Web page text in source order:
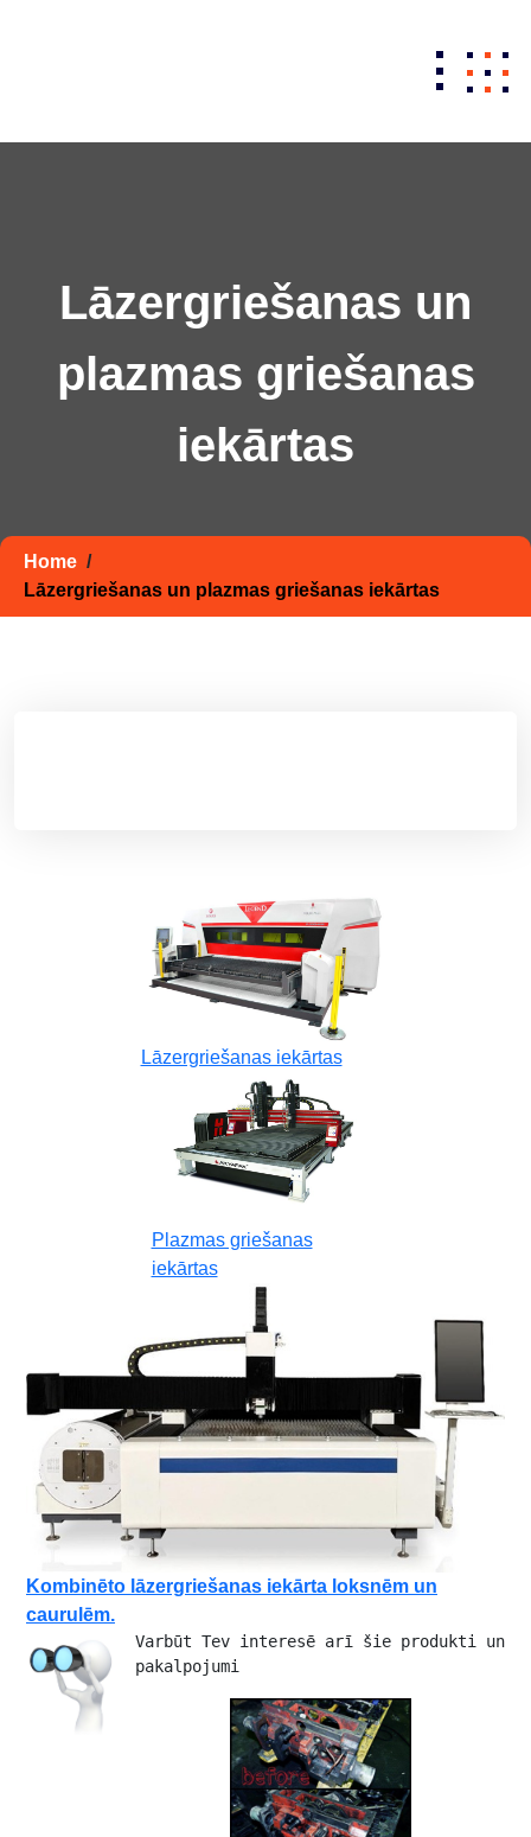
Lāzergriešanas un
plazmas griešanas
iekārtas
Home /
Lāzergriešanas un plazmas griešanas iekārtas
Lāzergriešanas iekārtas
Plazmas griešanas
iekārtas
Kombinēto lāzergriešanas iekārta loksnēm un
caurulēm.
Varbūt Tev interesē arī šie produkti un
pakalpojumi